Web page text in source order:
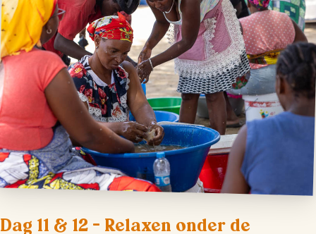
Dag 11 & 12 – Relaxen onder de